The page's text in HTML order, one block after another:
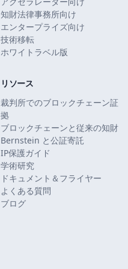
知財法律事務所向け
エンタープライズ向け
技術移転
ホワイトラベル版
リソース
裁判所でのブロックチェーン証
拠
ブロックチェーンと従来の知財
Bernstein と公証寄託
IP保護ガイド
学術研究
ドキュメント＆フライヤー
よくある質問
ブログ